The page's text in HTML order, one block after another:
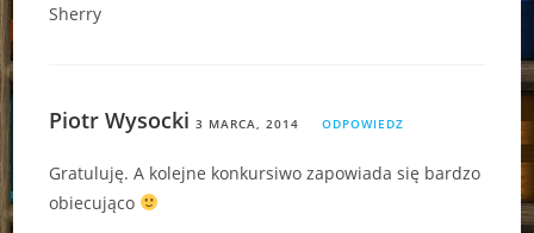
Sherry
Piotr Wysocki 3 MARCA, 2014 ODPOWIEDZ
Gratuluję. A kolejne konkursiwo zapowiada się bardzo
obiecująco